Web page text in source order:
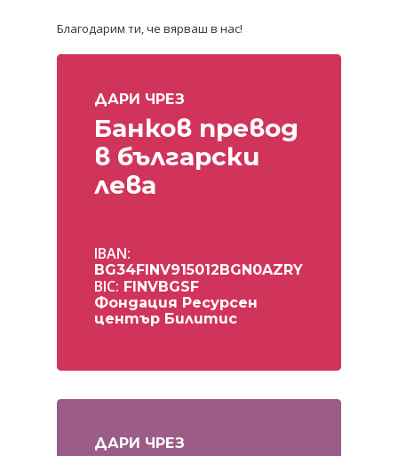
Благодарим ти, че вярваш в нас!
ДАРИ ЧРЕЗ
Банков превод
в български
лева
IBAN:
BG34FINV915012BGN0AZRY
BIC: FINVBGSF
Фондация Ресурсен
център Билитис
ДАРИ ЧРЕЗ